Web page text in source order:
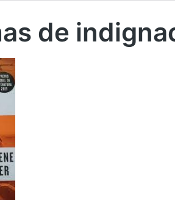
de